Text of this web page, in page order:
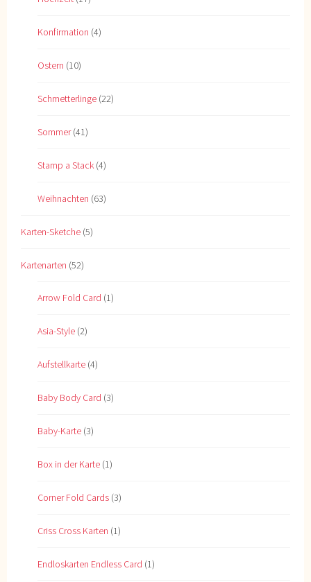
Konfirmation (4)
Ostern (10)
Schmetterlinge (22)
Sommer(41)
Stamp a Stack (4)
Weihnachten (63)
Karten-Sketche (5)
Kartenarten (52)
Arrow Fold Card (1)
Asia-Style (2)
Aufstellkarte (4)
Baby Body Card (3)
Baby-Karte (3)
Box in der Karte (1)
Corner Fold Cards (3)
Criss Cross Karten (1)
Endloskarten Endless Card (1)